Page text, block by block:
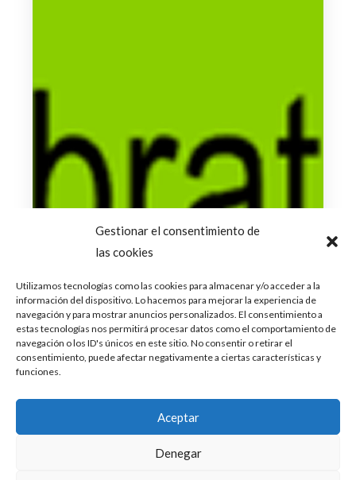
Gestionar el consentimiento de
las cookies
Utilizamos tecnologías como las cookies para almacenar y/o acceder a la
información del dispositivo. Lo hacemos para mejorar la experiencia de
navegación y para mostrar anuncios personalizados. El consentimiento a
estas tecnologías nos permitirá procesar datos como el comportamiento de
navegación o los ID's únicos en este sitio. No consentir o retirar el
consentimiento, puede afectar negativamente a ciertas características y
funciones.
Aceptar
Denegar